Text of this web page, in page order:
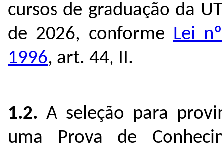
cursos de graduação da
de 2026, conforme Lei
1996, art. 44, II.
1.2. A seleção para
uma Prova de